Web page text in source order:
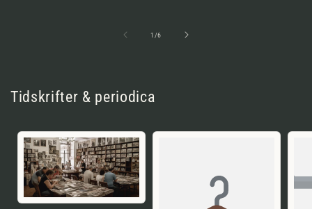
1 /av
6
Tidskrifter & periodica